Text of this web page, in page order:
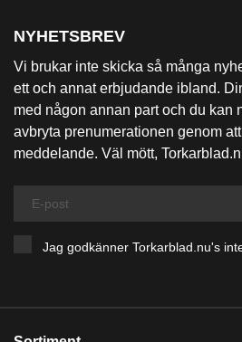
NYHETSBREV
Vi brukar inte skicka så många
ett och annat erbjudande ibland.
med någon annan part och du kan
avbryta prenumerationen genom
meddelande. Väl mött,
Jag godkänner Torkarblad.nu's